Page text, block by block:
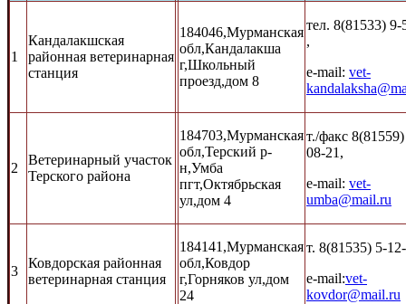
1
Кандалакшская
районная ветеринарная
станция
184046,Мурманская
обл,Кандалакша
г,Школьный
проезд,дом 8
тел. 8(81533) 9-
,
e-mail: vet-
2
Ветеринарный участок
Терского района
184703,Мурманская
обл,Терский р-
н,Умба
пгт,Октябрьская
ул,дом 4
т./факс
08-21,
e-mail: vet-
umba@mail.ru
3
Ковдорская районная
ветеринарная станция
184141,Мурманская
обл,Ковдор
г,Горняков ул,дом
24
т. 8(81535) 5-
e-mail:vet-
kovdor@mail.ru